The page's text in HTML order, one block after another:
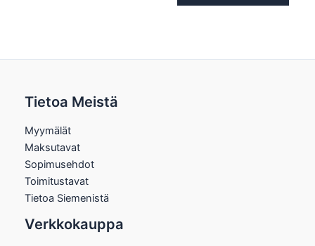
Tietoa Meistä
Myymälät
Maksutavat
Sopimusehdot
Toimitustavat
Tietoa Siemenistä
Verkkokauppa